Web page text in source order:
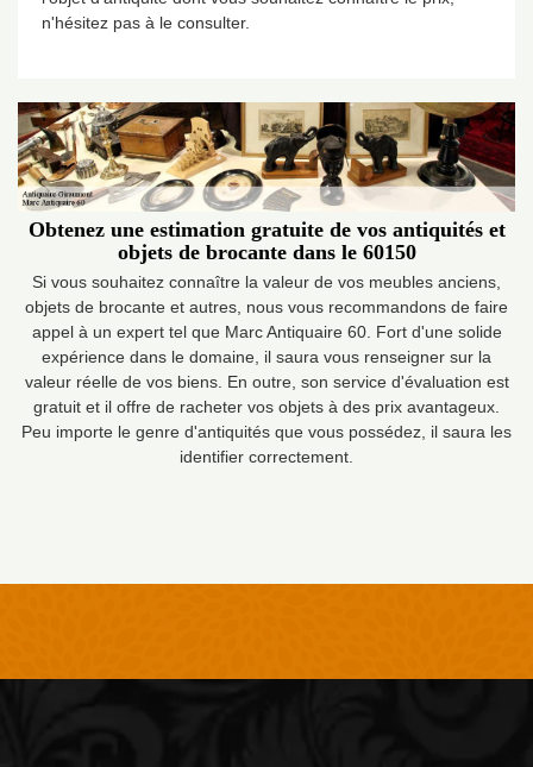
n'hésitez pas à le consulter.
Obtenez une estimation gratuite de vos antiquités et
objets de brocante dans le 60150
Si vous souhaitez connaître la valeur de vos meubles anciens,
objets de brocante et autres, nous vous recommandons de faire
appel à un expert tel que Marc Antiquaire 60. Fort d'une solide
expérience dans le domaine, il saura vous renseigner sur la
valeur réelle de vos biens. En outre, son service d'évaluation est
gratuit et il offre de racheter vos objets à des prix avantageux.
Peu importe le genre d'antiquités que vous possédez, il saura les
identifier correctement.